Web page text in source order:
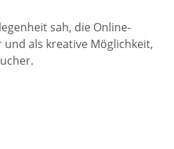
sah, die Online-
als kreative Möglichkeit,